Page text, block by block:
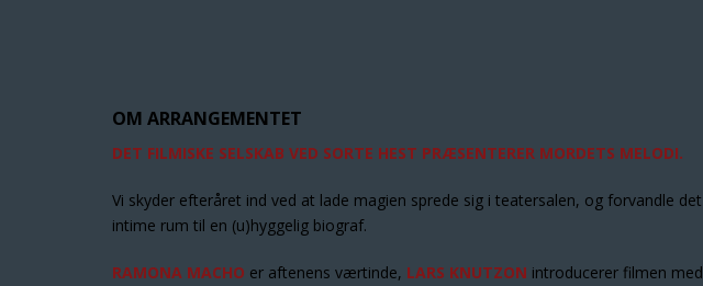
OM ARRANGEMENTET
DET FILMISKE SELSKAB VED SORTE HEST PRÆSENTERER MORDETS MELODI.
Vi skyder efteråret ind ved at lade magien sprede sig i teatersalen, og forvandle det
intime rum til en (u)hyggelig biograf.
RAMONA MACHO er aftenens værtinde, LARS KNUTZON introducerer filmen med